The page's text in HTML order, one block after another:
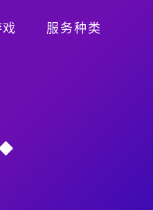
服务种类